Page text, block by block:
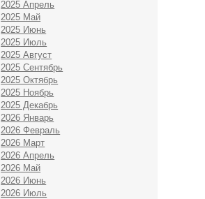
2025 Апрель
2025 Май
2025 Июнь
2025 Июль
2025 Август
2025 Сентябрь
2025 Октябрь
2025 Ноябрь
2025 Декабрь
2026 Январь
2026 Февраль
2026 Март
2026 Апрель
2026 Май
2026 Июнь
2026 Июль